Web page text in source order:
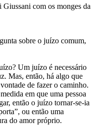
com os monges da
sobre o juízo comum,
Um juízo é necessário
Mas, então, há algo que
de fazer o caminho.
em que uma pessoa
então o juízo tornar-se-ia
ou então uma
do amor próprio.